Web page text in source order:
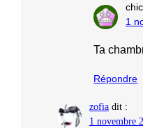
1
Ta
Répondre
zofia dit :
1 novembre